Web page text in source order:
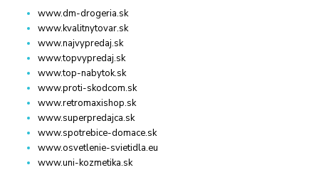
www.dm-drogeria.sk
www.kvalitnytovar.sk
www.najvypredaj.sk
www.topvypredaj.sk
www.top-nabytok.sk
www.proti-skodcom.sk
www.retromaxishop.sk
www.superpredajca.sk
www.spotrebice-domace.sk
www.osvetlenie-svietidla.eu
www.uni-kozmetika.sk